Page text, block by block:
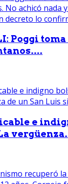
Poggi toma
e